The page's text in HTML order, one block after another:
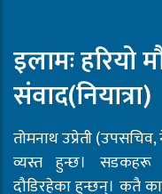
इलामः हरियो
संवाद(नियात्रा)
तोमनाथ उप्रेती
व्यस्त हुन्छ। सडकहरू
दौडिरहेका हुन्छन्। कतै